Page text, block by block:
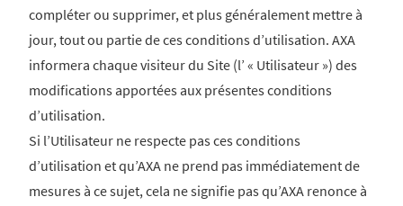
compléter ou supprimer, et plus généralement mettre à
jour, tout ou partie de ces conditions d’utilisation. AXA
informera chaque visiteur du Site (l’ « Utilisateur ») des
modifications apportées aux présentes conditions
d’utilisation.
Si l’Utilisateur ne respecte pas ces conditions
d’utilisation et qu’AXA ne prend pas immédiatement de
mesures à ce sujet, cela ne signifie pas qu’AXA renonce à